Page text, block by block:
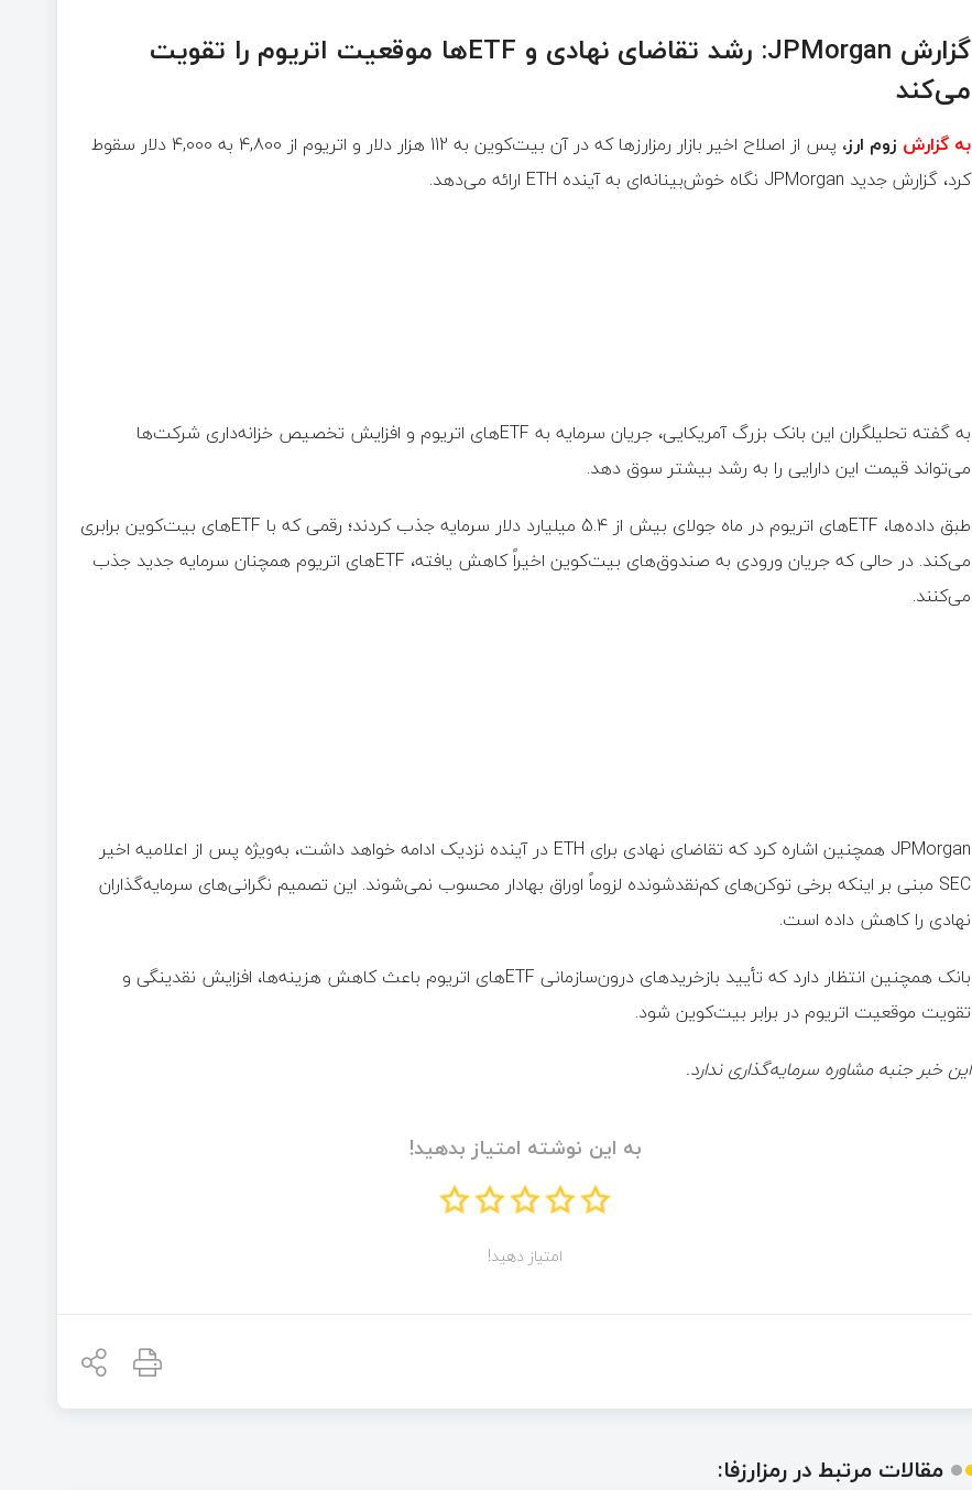
گزارش JPMorgan: رشد تقاضای نهادی و ETFها موقعیت اتریوم را تقویت
می‌کند
به گزارش زوم ارز،
پس از اصلاح اخیر بازار رمزارزها که در آن بیت‌کوین به 112 هزار دلار و اتریوم از 4,800 به 4,000 دلار سقوط
کرد، گزارش جدید JPMorgan نگاه خوش‌بینانه‌ای به آینده ETH ارائه می‌دهد.
به گفته تحلیلگران این بانک بزرگ آمریکایی، جریان سرمایه به ETFهای اتریوم و افزایش تخصیص خزانه‌داری شرکت‌ها
می‌تواند قیمت این دارایی را به رشد بیشتر سوق دهد.
طبق داده‌ها، ETFهای اتریوم در ماه جولای بیش از 5.4 میلیارد دلار سرمایه جذب کردند؛ رقمی که با ETFهای بیت‌کوین برابری
می‌کند. در حالی که جریان ورودی به صندوق‌های بیت‌کوین اخیراً کاهش یافته، ETFهای اتریوم همچنان سرمایه جدید جذب
می‌کنند.
JPMorgan همچنین اشاره کرد که تقاضای نهادی برای ETH در آینده نزدیک ادامه خواهد داشت، به‌ویژه پس از اعلامیه اخیر
SEC مبنی بر اینکه برخی توکن‌های کم‌نقدشونده لزوماً اوراق بهادار محسوب نمی‌شوند. این تصمیم نگرانی‌های سرمایه‌گذاران
نهادی را کاهش داده است.
بانک همچنین انتظار دارد که تأیید بازخریدهای درون‌سازمانی ETFهای اتریوم باعث کاهش هزینه‌ها، افزایش نقدینگی و
تقویت موقعیت اتریوم در برابر بیت‌کوین شود.
این خبر جنبه مشاوره سرمایه‌گذاری ندارد.
به این نوشته امتیاز بدهید!
امتیاز دهید!
مقالات مرتبط در رمزارزفا: